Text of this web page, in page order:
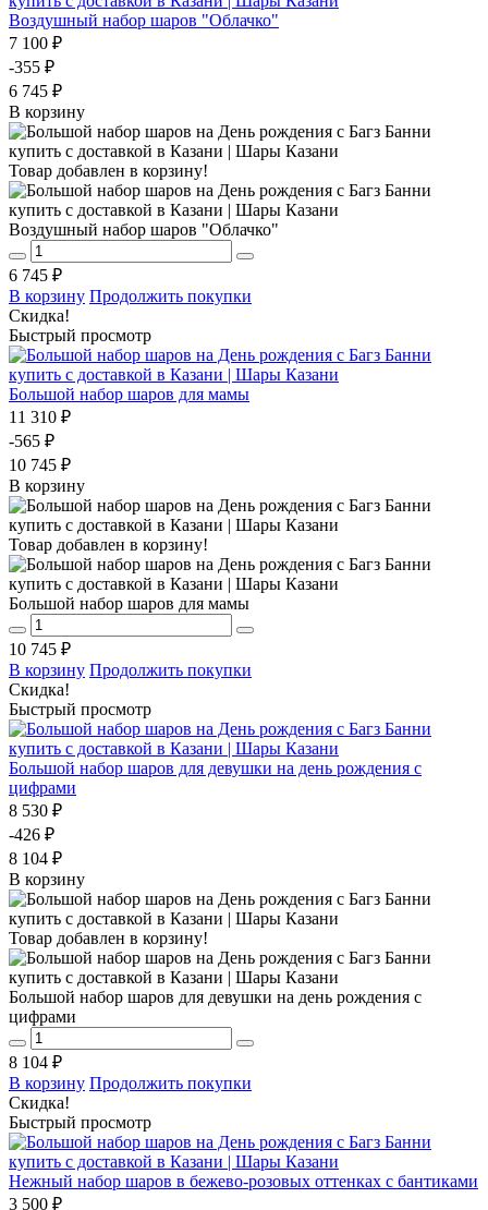
Воздушный набор шаров "Облачко"
7 100 ₽
-355 ₽
6 745 ₽
В корзину
Товар добавлен в корзину!
Воздушный набор шаров "Облачко"
6 745 ₽
В корзину Продолжить покупки
Скидка!
Быстрый просмотр
Большой набор шаров для мамы
11 310 ₽
-565 ₽
10 745 ₽
В корзину
Товар добавлен в корзину!
Большой набор шаров для мамы
10 745 ₽
В корзину Продолжить покупки
Скидка!
Быстрый просмотр
Большой набор шаров для девушки на день рождения с
цифрами
8 530 ₽
-426 ₽
8 104 ₽
В корзину
Товар добавлен в корзину!
Большой набор шаров для девушки на день рождения с
цифрами
8 104 ₽
В корзину Продолжить покупки
Скидка!
Быстрый просмотр
Нежный набор шаров в бежево-розовых оттенках с бантиками
3 500 ₽